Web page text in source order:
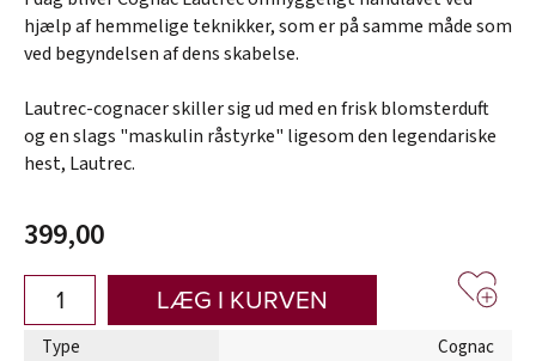
hjælp af hemmelige teknikker, som er på samme måde som
ved begyndelsen af dens skabelse.
Lautrec-cognacer skiller sig ud med en frisk blomsterduft
og en slags "maskulin råstyrke" ligesom den legendariske
hest, Lautrec.
399,00
LÆG I KURVEN
Type
Cognac